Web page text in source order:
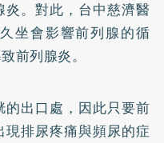
。對此，台中慈濟醫
坐會影響前列腺的循
前列腺炎。
出口處，因此只要前
排尿疼痛與頻尿的症